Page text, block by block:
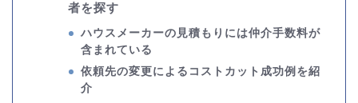
者を探す
ハウスメーカーの見積もりには仲介手数料が
含まれている
依頼先の変更によるコストカット成功例を紹
介